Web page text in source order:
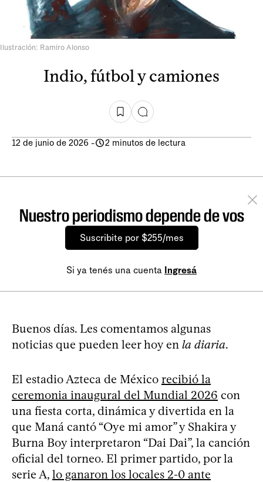
Ilustración: Ramiro Alonso
Indio, fútbol y camiones
12 de junio de 2026 - 2 minutos de lectura
Nuestro periodismo depende de vos
Suscribite por $255/mes
Si ya tenés una cuenta Ingresá
Buenos días. Les comentamos algunas
noticias que pueden leer hoy en la diaria.
El estadio Azteca de México recibió la
ceremonia inaugural del Mundial 2026 con
una fiesta corta, dinámica y divertida en la
que Maná cantó “Oye mi amor” y Shakira y
Burna Boy interpretaron “Dai Dai”, la canción
oficial del torneo. El primer partido, por la
serie A, lo ganaron los locales 2-0 ante